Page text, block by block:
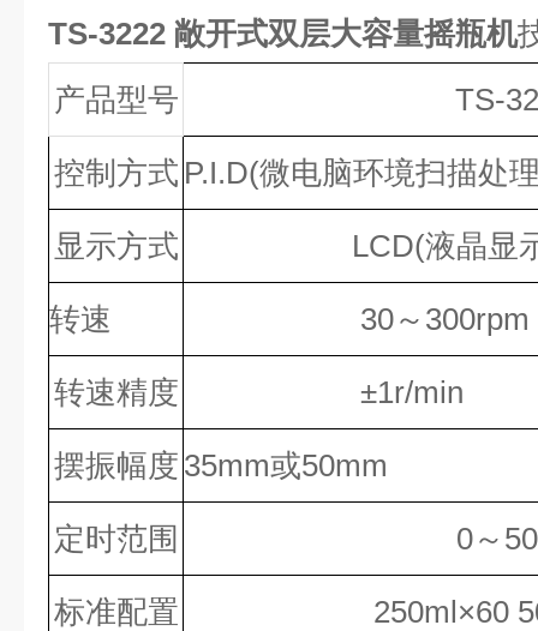
TS-3222 敞开式双层大容量摇瓶机
产品型号
TS-
控制方式 P.I.D(微电脑环境扫描处
显示方式 LCD(液晶显示
转速 30～300rpm
转速精度 ±1r/min
摆振幅度 35mm或50mm
定时范围 0～
标准配置 250ml×60